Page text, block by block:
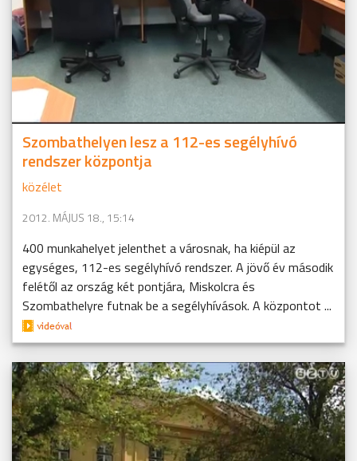
Szombathelyen lesz a 112-es segélyhívó
rendszer központja
közélet
2012. MÁJUS 18., 15:14
400 munkahelyet jelenthet a városnak, ha kiépül az
egységes, 112-es segélyhívó rendszer. A jövő év második
felétől az ország két pontjára, Miskolcra és
Szombathelyre futnak be a segélyhívások. A központot ...